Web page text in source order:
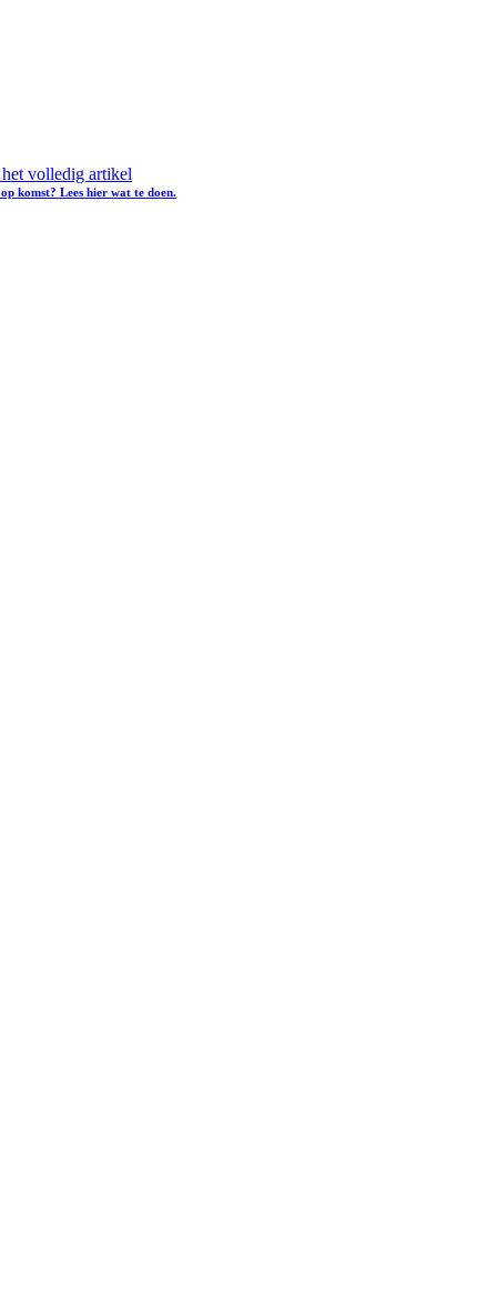
volledig artikel
komst? Lees hier wat te doen.